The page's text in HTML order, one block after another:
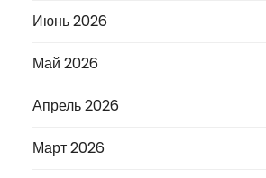
Июнь 2026
Май 2026
Апрель 2026
Март 2026